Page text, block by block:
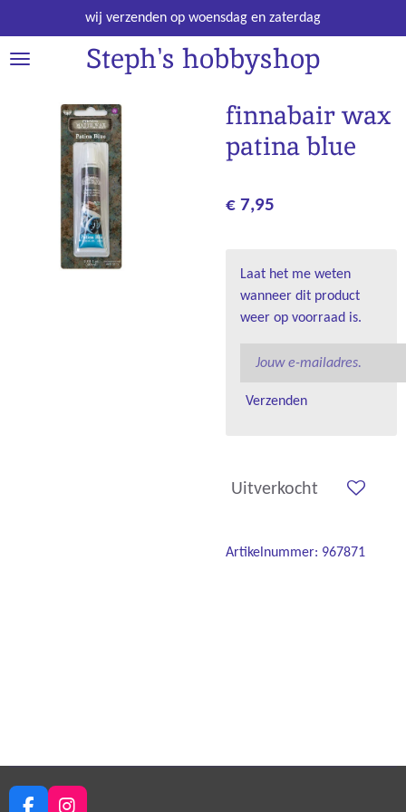
direct
naar
hoofdinhoud
Steph's hobbyshop
wij verzenden op woensdag en zaterdag
finnabair wax
patina blue
€ 7,95
Laat het me weten
wanneer dit product
weer op voorraad is.
Verzenden
Uitverkocht
Artikelnummer: 967871